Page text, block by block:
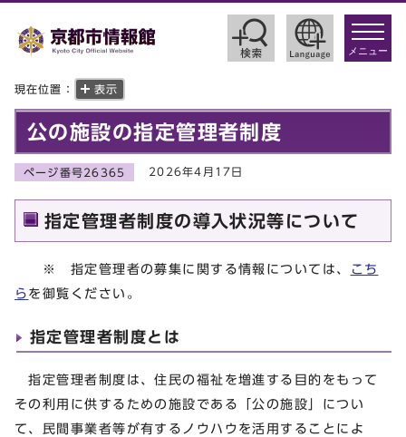
toggle
メニュー
現在位置： 表示
公の施設の指定管理者制度
ページ番号26365 2026年4月17日
指定管理者制度の導入状況等について
※ 指定管理者の募集に関する情報については、
こち
ら を御覧ください。
指定管理者制度とは
指定管理者制度は、住民の福祉を増進する目的をもって
その利用に供するための施設である「公の施設」につい
て、民間事業者等が有するノウハウを活用することによ